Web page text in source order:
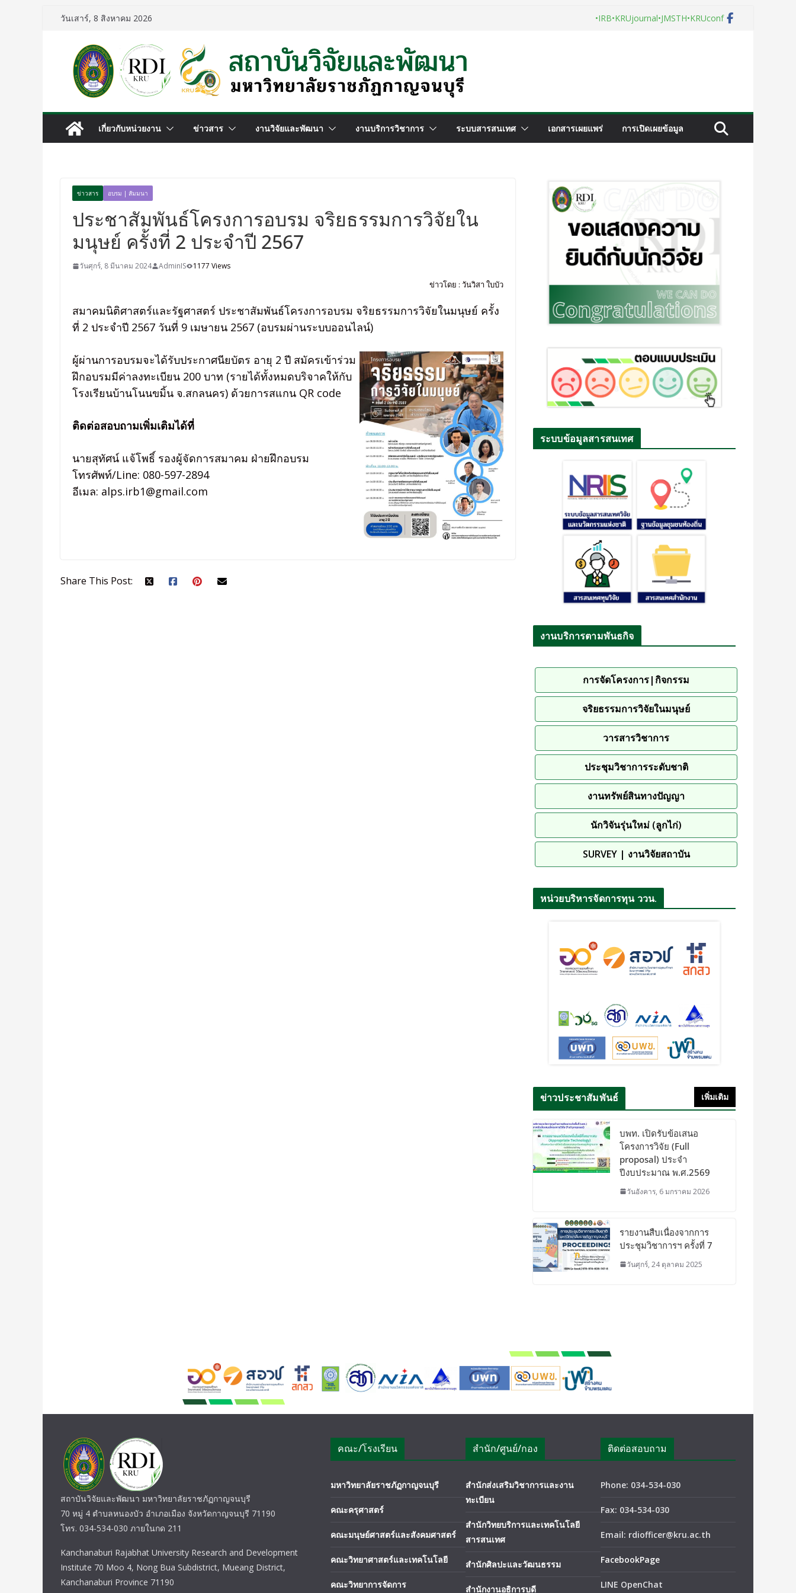
วันเสาร์, 8 สิงหาคม 2026 •IRB•KRUjournal•JMSTH•KRUconf
เกี่ยวกับหน่วยงาน ข่าวสาร งานวิจัยและพัฒนา งานบริการวิชาการ ระบบสารสนเทศ เอกสารเผยแพร่ การเปิดเผยข้อมูล
ข่าวสาร อบรม | สัมมนา
ประชาสัมพันธ์โครงการอบรม จริยธรรมการวิจัยใน
มนุษย์ ครั้งที่ 2 ประจำปี 2567
วันศุกร์, 8 มีนาคม 2024 AdminIS 1177 Views
ข่าวโดย : วันวิสา ใบบัว
สมาคมนิติศาสตร์และรัฐศาสตร์ ประชาสัมพันธ์โครงการอบรม จริยธรรมการวิจัยในมนุษย์ ครั้ง
ที่ 2 ประจำปี 2567 วันที่ 9 เมษายน 2567 (อบรมผ่านระบบออนไลน์)
ผู้ผ่านการอบรมจะได้รับประกาศนียบัตร อายุ 2 ปี สมัครเข้าร่วม
ฝึกอบรมมีค่าลงทะเบียน 200 บาท (รายได้ทั้งหมดบริจาคให้กับ
โรงเรียนบ้านโนนขมิ้น จ.สกลนคร) ด้วยการสแกน QR code
ติดต่อสอบถามเพิ่มเติมได้ที่
นายสุทัศน์ แจ้โพธิ์ รองผู้จัดการสมาคม ฝ่ายฝึกอบรม
โทรศัพท์/Line: 080-597-2894
อีเมล: alps.irb1@gmail.com
Share This Post:
ระบบข้อมูลสารสนเทศ
งานบริการตามพันธกิจ
การจัดโครงการ|กิจกรรม
จริยธรรมการวิจัยในมนุษย์
วารสารวิชาการ
ประชุมวิชาการระดับชาติ
งานทรัพย์สินทางปัญญา
นักวิจันรุ่นใหม่ (ลูกไก่)
SURVEY | งานวิจัยสถาบัน
หน่วยบริหารจัดการทุน ววน.
ข่าวประชาสัมพันธ์ เพิ่มเติม
บพท. เปิดรับข้อเสนอ
โครงการวิจัย (Full
proposal) ประจำ
ปีงบประมาณ พ.ศ.2569
วันอังคาร, 6 มกราคม 2026
รายงานสืบเนื่องจากการ
ประชุมวิชาการฯ ครั้งที่ 7
วันศุกร์, 24 ตุลาคม 2025
สถาบันวิจัยและพัฒนา มหาวิทยาลัยราชภัฏกาญจนบุรี
70 หมู่ 4 ตำบลหนองบัว อำเภอเมือง จังหวัดกาญจนบุรี 71190
โทร. 034-534-030 ภายในกด 211
Kanchanaburi Rajabhat University Research and Development
Institute 70 Moo 4, Nong Bua Subdistrict, Mueang District,
Kanchanaburi Province 71190
คณะ/โรงเรียน
มหาวิทยาลัยราชภัฏกาญจนบุรี
คณะครุศาสตร์
คณะมนุษย์ศาสตร์และสังคมศาสตร์
คณะวิทยาศาสตร์และเทคโนโลยี
คณะวิทยาการจัดการ
สำนัก/ศูนย์/กอง
สำนักส่งเสริมวิชาการและงาน
ทะเบียน
สำนักวิทยบริการและเทคโนโลยี
สารสนเทศ
สำนักศิลปะและวัฒนธรรม
สำนักงานอธิการบดี
ติดต่อสอบถาม
Phone: 034-534-030
Fax: 034-534-030
Email: rdiofficer@kru.ac.th
FacebookPage
LINE OpenChat